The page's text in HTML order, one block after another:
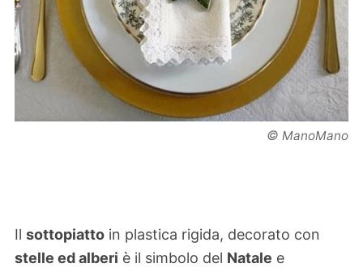
© ManoMano
Il sottopiatto in plastica rigida, decorato con
stelle ed alberi è il simbolo del Natale e